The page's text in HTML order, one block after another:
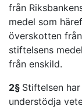
från
medel som
överskotten
stiftelsens
från enskild.
2§ Stiftelsen
understödja